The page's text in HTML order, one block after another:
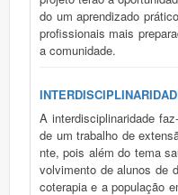
do um aprendizado
profissionais mais
a comunidade.
A interdisciplinaridade
de um trabalho de
nte, pois além do tema
volvimento de alunos de
coterapia e a população